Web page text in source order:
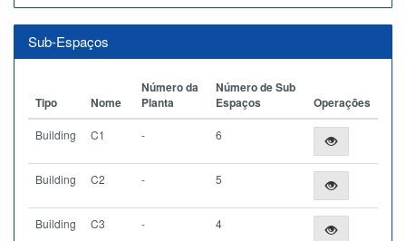
Sub-Espaços
Tipo Nome
Número da
Planta
Número de Sub
Espaços
Operações
Building C1 - 6
Building C2 - 5
Building C3 - 4